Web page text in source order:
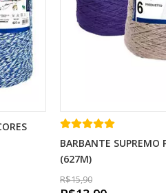
BARBANTE SUPREMO
(627M)
R$15,90